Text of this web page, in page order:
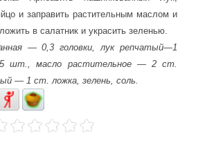
и заправить растительным маслом и
в салатник и украсить зеленью.
— 0,3 головки, лук репчатый—1
шт., масло растительное — 2 ст.
— 1 ст. ложка, зелень, соль.